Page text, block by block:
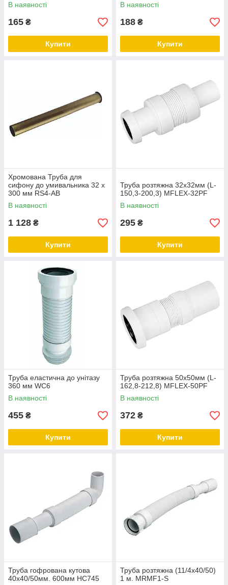
В наявності
165 ₴
Купити
В наявності
188 ₴
Купити
Хромована Труба для
сифону до умивальника 32 х
300 мм RS4-AB
В наявності
1 128 ₴
Купити
Труба розтяжна 32х32мм (L-
150,3-200,3) MFLEX-32PF
В наявності
295 ₴
Купити
Труба еластична до унітазу
360 мм WC6
В наявності
455 ₴
Купити
Труба розтяжна 50х50мм (L-
162,8-212,8) MFLEX-50PF
В наявності
372 ₴
Купити
Труба гофрована кутова
40х40/50мм. 600мм HC745
Труба розтяжна (11/4х40/50)
1 м. MRMF1-S